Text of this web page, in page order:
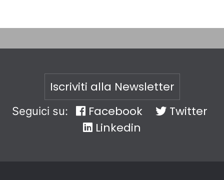
Iscriviti alla Newsletter
Seguici su: Facebook
Twitter
Linkedin